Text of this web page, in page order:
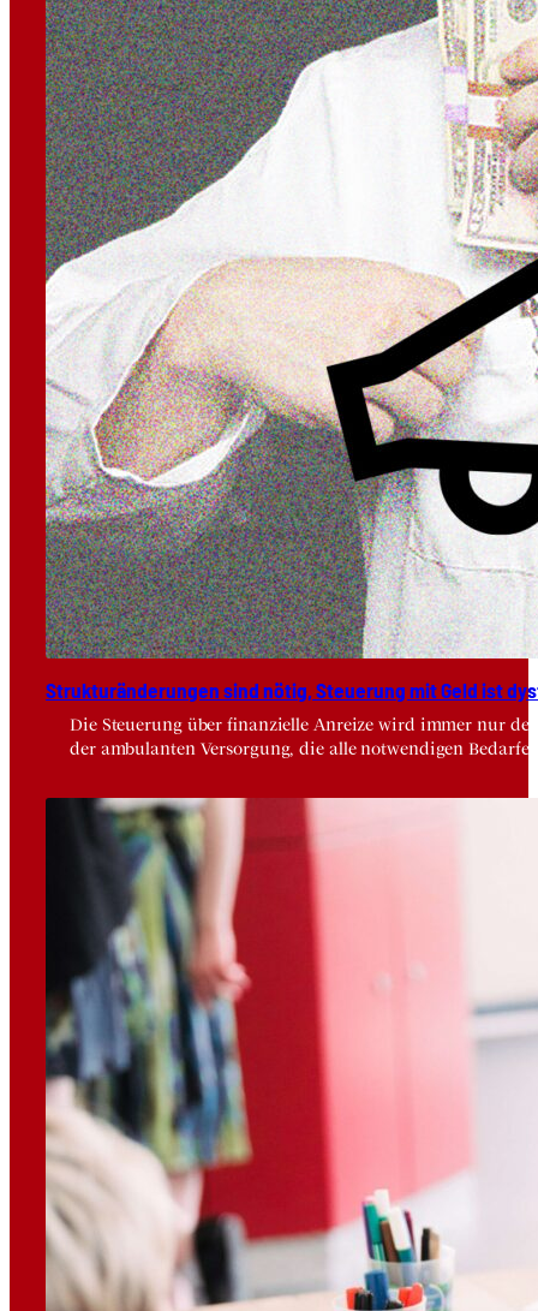
Struk­tur­än­de­run­gen sind nötig, Steue­rung mit Geld ist
Die Steuerung über finanzielle Anreize wird immer nur
der ambulanten Versorgung, die alle notwendigen Bedarfe